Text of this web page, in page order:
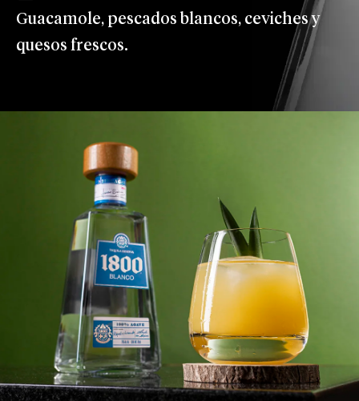
Guacamole, pescados blancos, ceviches y
quesos frescos.